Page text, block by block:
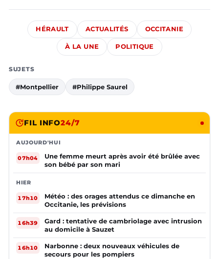
HÉRAULT ACTUALITÉS OCCITANIE
À LA UNE POLITIQUE
SUJETS
#Montpellier #Philippe Saurel
FIL INFO24/7
AUJOURD'HUI
07h04
Une femme meurt après avoir été brûlée avec
son bébé par son mari
HIER
17h10
Météo : des orages attendus ce dimanche en
Occitanie, les prévisions
16h39
Gard : tentative de cambriolage avec intrusion
au domicile à Sauzet
16h10
Narbonne : deux nouveaux véhicules de
secours pour les pompiers